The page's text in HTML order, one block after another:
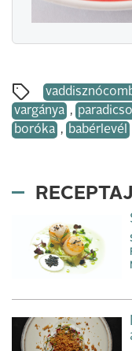
vargánya ,
boróka , babérlevél